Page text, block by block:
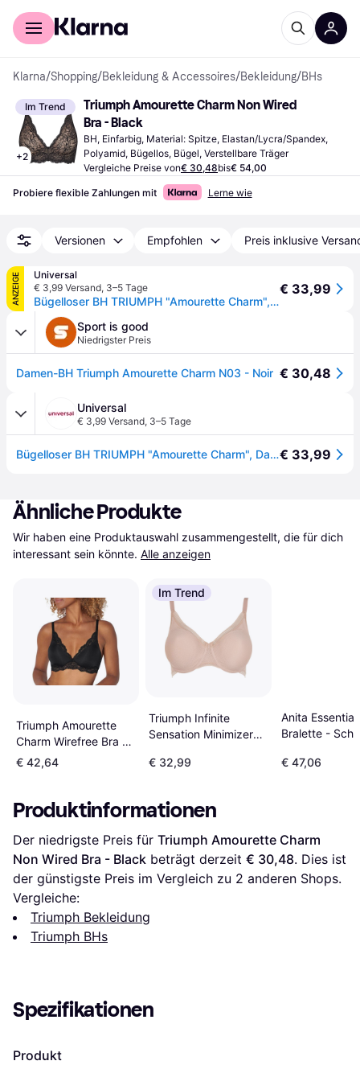
Für Shopper
Klarna/Shopping/Bekleidung & Accessoires/Bekleidung/BHs
Im Trend
+2
Triumph Amourette Charm Non Wired
Bra - Black
BH, Einfarbig, Material: Spitze, Elastan/Lycra/Spandex,
Polyamid, Bügellos, Bügel, Verstellbare Träger
Vergleiche Preise von€ 30,48bis€ 54,00
Probiere flexible Zahlungen mit Lerne wie
Versionen Empfohlen Preis inklusive
ANZEIGE
Universal
€ 3,99 Versand, 3–5 Tage
Bügelloser BH TRIUMPH "Amourette Charm", Damen, Gr. 80, Cup G, schwarz, Spitze, Obermaterial: 75% Polyamid, 25% Elasthan, BHs Bügelloser BH, Strech-Spitze, tiefer V-Ausschnitt
€ 33,99
Sport is good
Niedrigster Preis
Damen-BH Triumph Amourette Charm N03 - Noir € 30,48
Universal
€ 3,99 Versand, 3–5 Tage
Bügelloser BH TRIUMPH "Amourette Charm", Damen, Gr. 80, Cup G, schwarz, Spitze, Obermaterial: 75% Polyamid, 25% Elasthan, BHs Bügelloser BH, Strech-Spitze, tiefer V-Ausschnitt€ 33,99
Ähnliche Produkte
Wir haben eine Produktauswahl zusammengestellt, die für dich
interessant sein könnte. Alle anzeigen
Triumph Amourette
Charm Wirefree Bra -
Black
€ 42,64
Im Trend
Triumph Infinite
Sensation Minimizer
€ 32,99
Anita Essential
Bralette -
€ 47,06
Produktinformationen
Der niedrigste Preis für Triumph Amourette Charm
Non Wired Bra - Black beträgt derzeit € 30,48. Dies ist
der günstigste Preis im Vergleich zu 2 anderen Shops.
Vergleiche:
Triumph Bekleidung
Triumph BHs
Spezifikationen
Produkt